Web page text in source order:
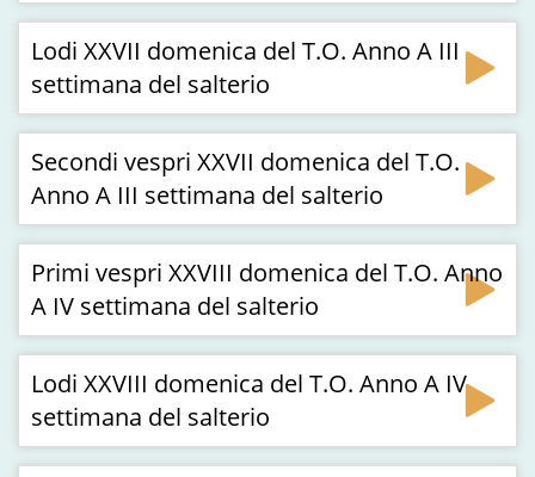
Lodi XXVII domenica del T.O. Anno A III
settimana del salterio
Secondi vespri XXVII domenica del T.O.
Anno A III settimana del salterio
Primi vespri XXVIII domenica del T.O. Anno
A IV settimana del salterio
Lodi XXVIII domenica del T.O. Anno A IV
settimana del salterio